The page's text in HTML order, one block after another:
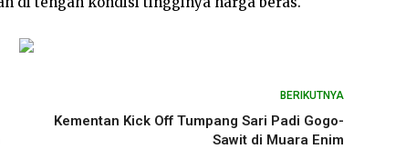
BERIKUTNYA
Kementan Kick Off Tumpang Sari Padi Gogo-
Sawit di Muara Enim